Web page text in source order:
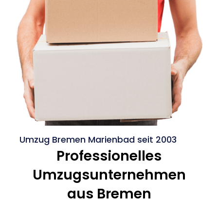
Umzug Bremen Marienbad seit 2003
Professionelles
Umzugsunternehmen
aus Bremen